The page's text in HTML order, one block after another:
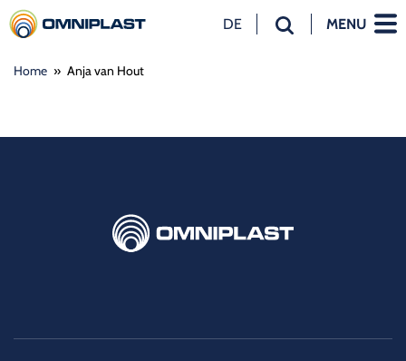
DE
MENU
Home » Anja van Hout